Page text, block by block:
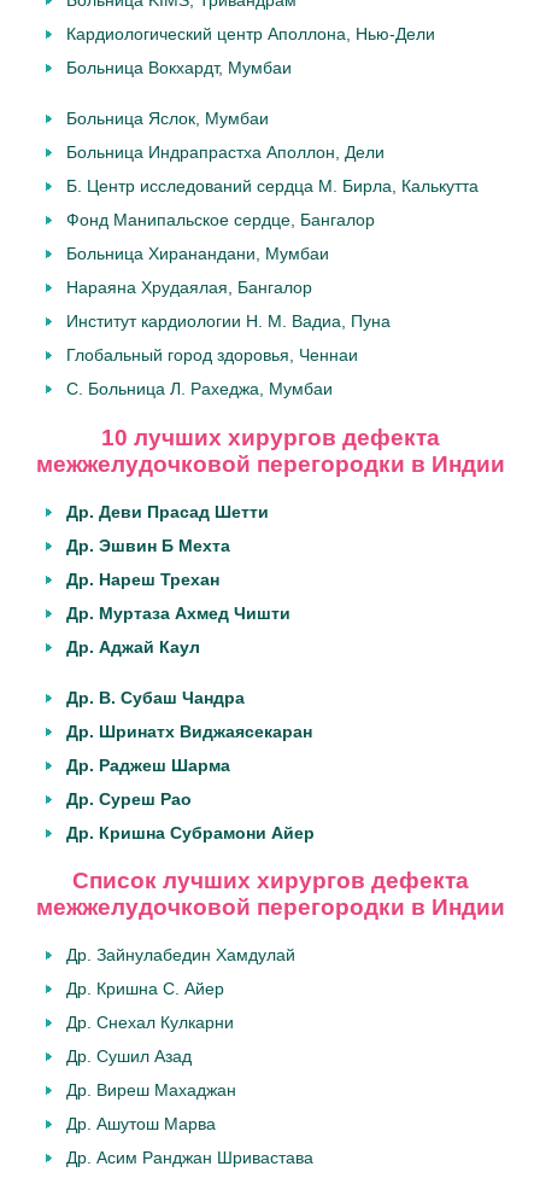
Кардиологический центр Аполлона, Нью-Дели
Больница Вокхардт, Мумбаи
Больница Яслок, Мумбаи
Больница Индрапрастха Аполлон, Дели
Б. Центр исследований сердца М. Бирла, Калькутта
Фонд Манипальское сердце, Бангалор
Больница Хиранандани, Мумбаи
Нараяна Хрудаялая, Бангалор
Институт кардиологии Н. М. Вадиа, Пуна
Глобальный город здоровья, Ченнаи
С. Больница Л. Рахеджа, Мумбаи
10 лучших хирургов дефекта
межжелудочковой перегородки в Индии
Др. Деви Прасад Шетти
Др. Эшвин Б Мехта
Др. Нареш Трехан
Др. Муртаза Ахмед Чишти
Др. Аджай Каул
Др. В. Субаш Чандра
Др. Шринатх Виджаясекаран
Др. Раджеш Шарма
Др. Суреш Рао
Др. Кришна Субрамони Айер
Список лучших хирургов дефекта
межжелудочковой перегородки в Индии
Др. Зайнулабедин Хамдулай
Др. Кришна С. Айер
Др. Снехал Кулкарни
Др. Сушил Азад
Др. Виреш Махаджан
Др. Ашутош Марва
Др. Асим Ранджан Шривастава